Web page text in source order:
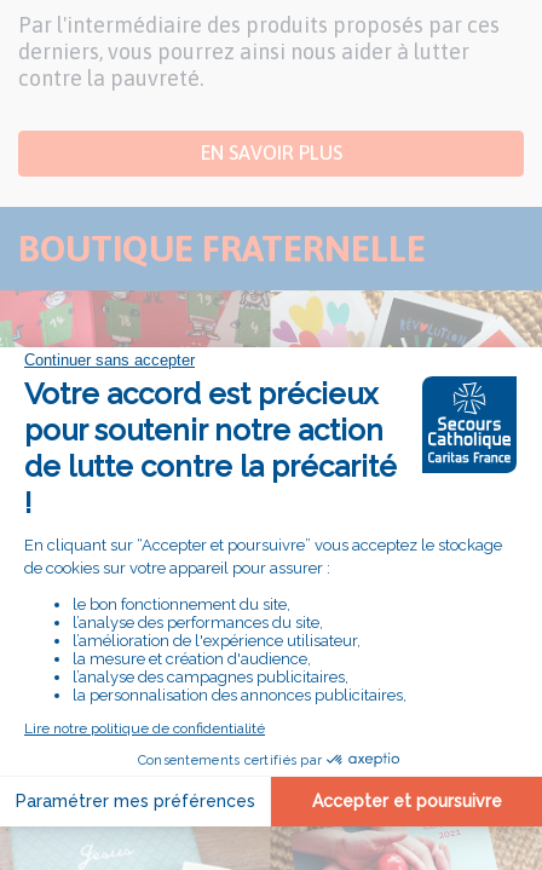
Par l'intermédiaire des produits proposés par ces
derniers, vous pourrez ainsi nous aider à lutter
contre la pauvreté.
EN SAVOIR PLUS
BOUTIQUE FRATERNELLE